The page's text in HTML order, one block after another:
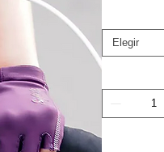
Elegir